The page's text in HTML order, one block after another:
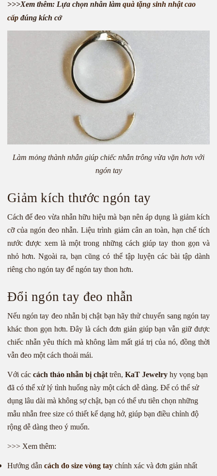
>>>Xem thêm: Lựa chọn nhẫn làm quà tặng sinh nhật cao
cấp đúng kích cở
Làm mỏng thành nhẫn giúp chiếc nhẫn trông vừa vặn hơn với
ngón tay
Giảm kích thước ngón tay
Cách để đeo vừa nhẫn hữu hiệu mà bạn nên áp dụng là giảm kích
cỡ của ngón đeo nhẫn. Liệu trình giảm cân an toàn, hạn chế tích
nước được xem là một trong những cách giúp tay thon gọn và
nhỏ hơn. Ngoài ra, bạn cũng có thể tập luyện các bài tập dành
riêng cho ngón tay để ngón tay thon hơn.
Đổi ngón tay đeo nhẫn
Nếu ngón tay đeo nhẫn bị chật bạn hãy thử chuyển sang ngón tay
khác thon gọn hơn. Đây là cách đơn giản giúp bạn vẫn giữ được
chiếc nhẫn yêu thích mà không làm mất giá trị của nó, đồng thời
vẫn đeo một cách thoải mái.
Với các cách tháo nhẫn bị chật trên, KaT Jewelry hy vọng bạn
đã có thể xử lý tình huống này một cách dễ dàng. Để có thể sử
dụng lâu dài mà không sợ chật, bạn có thể ưu tiên chọn những
mẫu nhẫn free size có thiết kế dạng hở, giúp bạn điều chỉnh độ
rộng dễ dàng theo ý muốn.
>>> Xem thêm:
Hướng dẫn cách đo size vòng tay chính xác và đơn giản nhất